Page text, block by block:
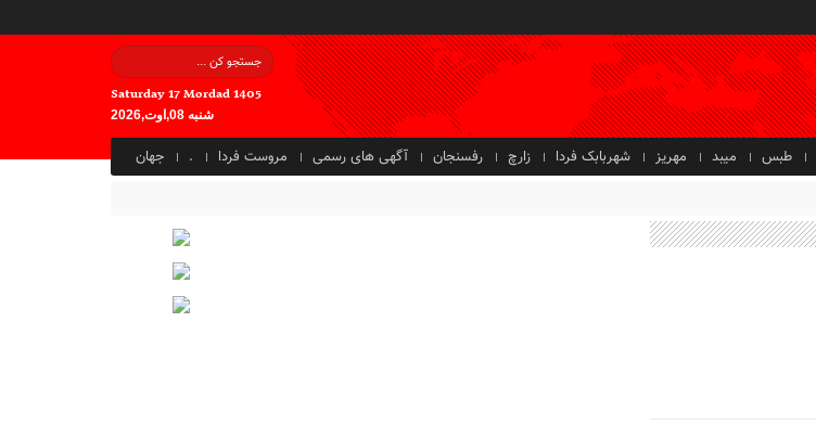
Saturday 17 Mordad 1405
شنبه 08,اوت,2026
طبس میبد مهریز شهربابک فردا زارچ رفسنجان آگهی های رسمی مروست فردا . جهان